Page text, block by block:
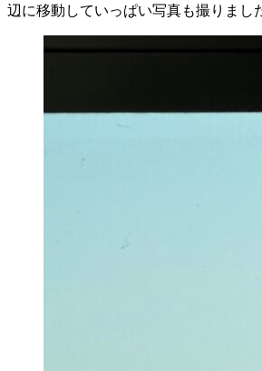
辺に移動していっぱい写真も撮りまし